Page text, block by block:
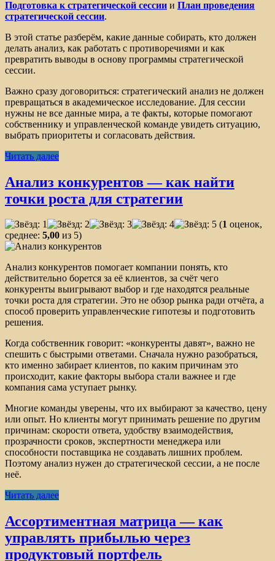
Подготовка к стратегической сессии и План проведения
стратегической сессии.
В этой статье разберём, какие данные собирать, кто должен
делать анализ, как работать с противоречиями и как
превратить выводы в основу программы стратегической
сессии.
Важно сразу договориться: стратегический анализ не должен
превращаться в академическое исследование. Для сессии
нужны не все данные мира, а те факты, которые помогают
собственнику и управленческой команде увидеть ситуацию,
выбрать приоритеты и согласовать действия.
Читать далее
Анализ конкурентов — как найти
точки роста для стратегии
(1 оценок,
среднее: 5,00 из 5)
Анализ конкурентов помогает компании понять, кто
действительно борется за её клиентов, за счёт чего
конкуренты выигрывают выбор и где находятся реальные
точки роста для стратегии. Это не обзор рынка ради отчёта, а
способ проверить управленческие гипотезы и подготовить
решения.
Когда собственник говорит: «конкуренты давят», важно не
спешить с быстрыми ответами. Сначала нужно разобраться,
кто именно забирает клиентов, по каким причинам это
происходит, какие факторы выбора стали важнее и где
компания сама уступает рынку.
Многие команды уверены, что их выбирают за качество, цену
или опыт. Но клиенты могут принимать решение по другим
причинам: скорости ответа, удобству взаимодействия,
прозрачности сроков, экспертности менеджера или
способности поставщика не создавать лишних проблем.
Поэтому анализ нужен до стратегической сессии, а не после
неё.
Читать далее
Ассортиментная матрица — как
управлять прибылью через
продуктовый портфель